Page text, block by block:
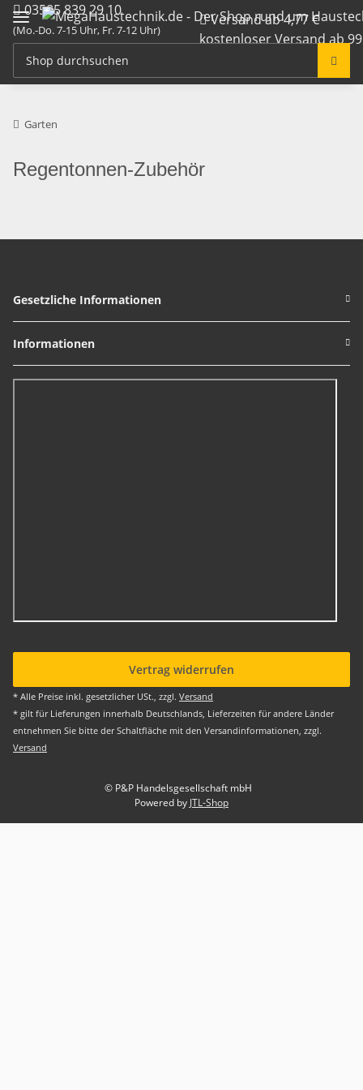
03585 839 29 10
(Mo.-Do. 7-15 Uhr, Fr. 7-12 Uhr)
info@megahaustechnik.de
Versand ab 4,77 €
kostenloser Versand ab
Garten
Regentonnen-Zubehör
Gesetzliche Informationen
Informationen
Vertrag widerrufen
* Alle Preise inkl. gesetzlicher USt., zzgl. Versand
* gilt für Lieferungen innerhalb Deutschlands, Lieferzeiten für andere Länder
entnehmen Sie bitte der Schaltfläche mit den Versandinformationen, zzgl.
Versand
© P&P Handelsgesellschaft mbH
Powered by JTL-Shop